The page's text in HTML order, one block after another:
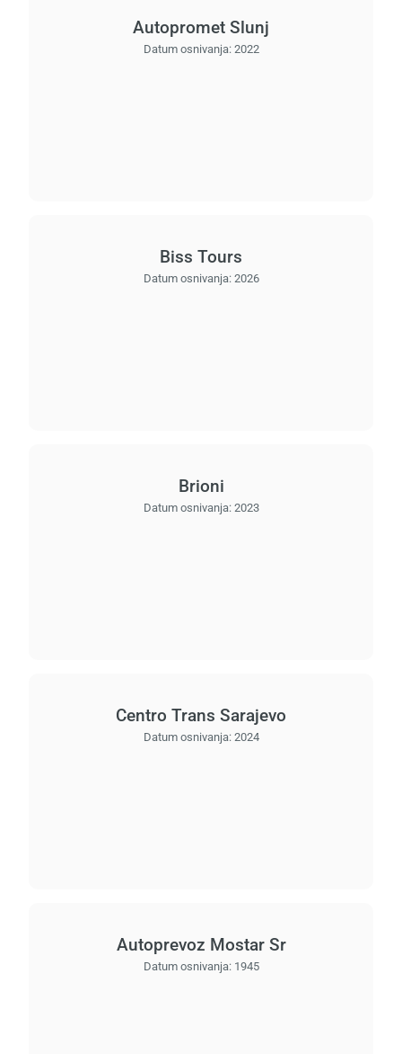
Autopromet Slunj
Datum osnivanja: 2022
Biss Tours
Datum osnivanja: 2026
Brioni
Datum osnivanja: 2023
Centro Trans Sarajevo
Datum osnivanja: 2024
Autoprevoz Mostar Sr
Datum osnivanja: 1945